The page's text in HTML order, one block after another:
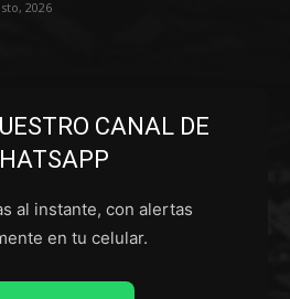
2026
CANAL DE
al instante, con alertas
en tu celular.